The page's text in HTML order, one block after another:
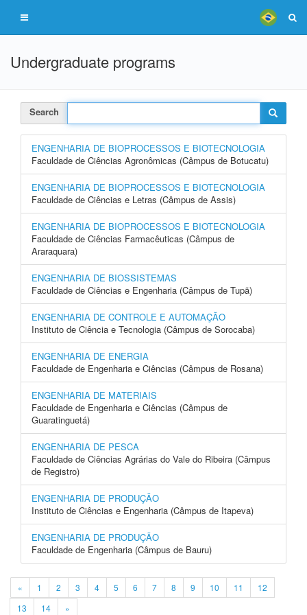
Undergraduate programs
Search
ENGENHARIA DE BIOPROCESSOS E BIOTECNOLOGIA
Faculdade de Ciências Agronômicas (Câmpus de Botucatu)
ENGENHARIA DE BIOPROCESSOS E BIOTECNOLOGIA
Faculdade de Ciências e Letras (Câmpus de Assis)
ENGENHARIA DE BIOPROCESSOS E BIOTECNOLOGIA
Faculdade de Ciências Farmacêuticas (Câmpus de
Araraquara)
ENGENHARIA DE BIOSSISTEMAS
Faculdade de Ciências e Engenharia (Câmpus de Tupã)
ENGENHARIA DE CONTROLE E AUTOMAÇÃO
Instituto de Ciência e Tecnologia (Câmpus de Sorocaba)
ENGENHARIA DE ENERGIA
Faculdade de Engenharia e Ciências (Câmpus de Rosana)
ENGENHARIA DE MATERIAIS
Faculdade de Engenharia e Ciências (Câmpus de
Guaratinguetá)
ENGENHARIA DE PESCA
Faculdade de Ciências Agrárias do Vale do Ribeira (Câmpus
de Registro)
ENGENHARIA DE PRODUÇÃO
Instituto de Ciências e Engenharia (Câmpus de Itapeva)
ENGENHARIA DE PRODUÇÃO
Faculdade de Engenharia (Câmpus de Bauru)
« 1 2 3 4 5 6 7 8 9 10 11
12
13
14 »